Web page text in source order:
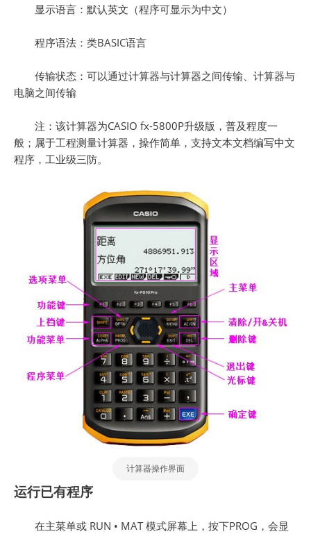
显示语言：默认英文（程序可显示为中文）
程序语法：类BASIC语言
传输状态：可以通过计算器与计算器之间传输、计算器与
电脑之间传输
注：该计算器为CASIO fx-5800P升级版，普及程度一
般；属于工程测量计算器，操作简单，支持文本文档编写中文
程序，工业级三防。
计算器操作界面
运行已有程序
在主菜单或 RUN • MAT 模式屏幕上，按下PROG，会显